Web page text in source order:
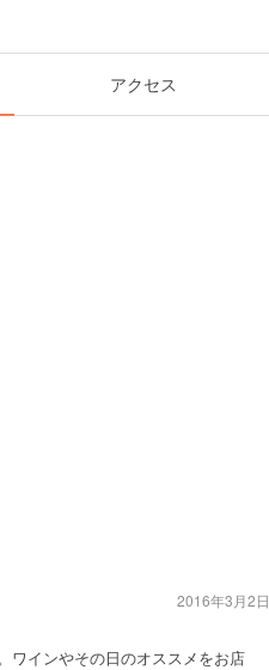
アクセス
ワインやその日のオススメをお店
2016年3月2日